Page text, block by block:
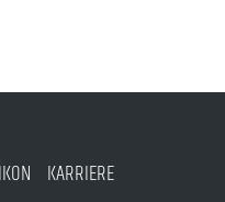
KARRIERE